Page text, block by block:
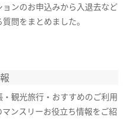
ンのお申込みから入退去など
問をまとめました。
観光旅行・おすすめのご利用
ンスリーお役立ち情報をご紹